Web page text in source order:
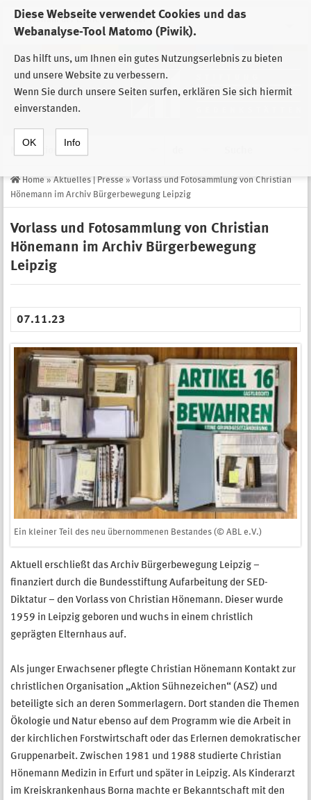
Diese Webseite verwendet Cookies und das
Webanalyse-Tool Matomo (Piwik).
Das hilft uns, um Ihnen ein gutes Nutzungserlebnis zu bieten
und unsere Website zu verbessern.
Wenn Sie durch unsere Seiten surfen, erklären Sie sich hiermit
einverstanden.
OK Info
Zur Auswahl der Einrichtungen der
Stiftung Sächsische Gedenkstätten
Home » Aktuelles | Presse » Vorlass und Fotosammlung von Christian
Hönemann im Archiv Bürgerbewegung Leipzig
Vorlass und Fotosammlung von Christian
Hönemann im Archiv Bürgerbewegung
Leipzig
07.11.23
Ein kleiner Teil des neu übernommenen Bestandes (© ABL e.V.)
Aktuell erschließt das Archiv Bürgerbewegung Leipzig –
finanziert durch die Bundesstiftung Aufarbeitung der SED-
Diktatur – den Vorlass von Christian Hönemann. Dieser wurde
1959 in Leipzig geboren und wuchs in einem christlich
geprägten Elternhaus auf.
Als junger Erwachsener pflegte Christian Hönemann Kontakt zur
christlichen Organisation „Aktion Sühnezeichen“ (ASZ) und
beteiligte sich an deren Sommerlagern. Dort standen die Themen
Ökologie und Natur ebenso auf dem Programm wie die Arbeit in
der kirchlichen Forstwirtschaft oder das Erlernen demokratischer
Gruppenarbeit. Zwischen 1981 und 1988 studierte Christian
Hönemann Medizin in Erfurt und später in Leipzig. Als Kinderarzt
im Kreiskrankenhaus Borna machte er Bekanntschaft mit den